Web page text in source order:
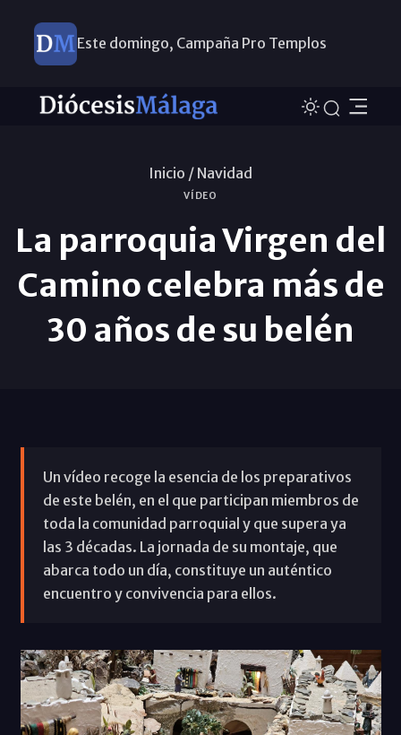
Este domingo, Campaña Pro Templos
Inicio / Navidad
VÍDEO
La parroquia Virgen del
Camino celebra más de
30 años de su belén
Un vídeo recoge la esencia de los preparativos
de este belén, en el que participan miembros de
toda la comunidad parroquial y que supera ya
las 3 décadas. La jornada de su montaje, que
abarca todo un día, constituye un auténtico
encuentro y convivencia para ellos.